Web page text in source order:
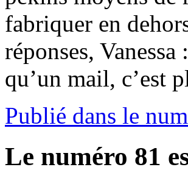
fabriquer en
réponses,
qu’un mail, c’est
Publié dans le
Le numéro 81